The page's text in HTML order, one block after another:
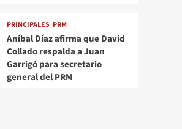
PRINCIPALES PRM
Aníbal Díaz afirma que David
Collado respalda a Juan
Garrigó para secretario
general del PRM